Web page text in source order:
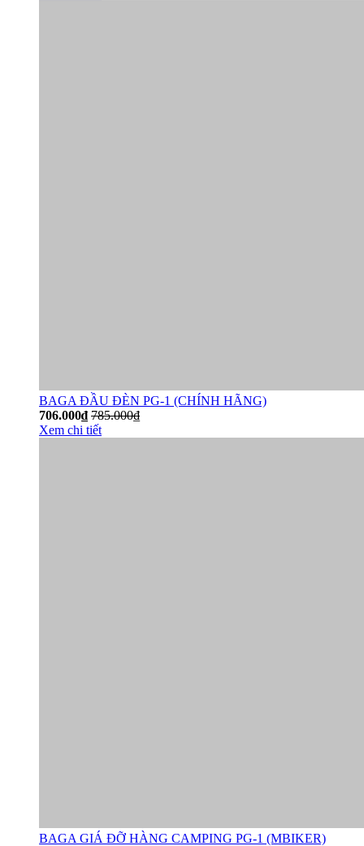
BAGA ĐẦU ĐÈN PG-1 (CHÍNH HÃNG)
706.000₫ 785.000₫
Xem chi tiết
BAGA GIÁ ĐỠ HÀNG CAMPING PG-1 (MBIKER)